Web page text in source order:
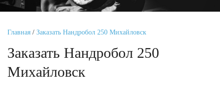
Главная / Заказать Нандробол 250 Михайловск
Заказать Нандробол 250
Михайловск